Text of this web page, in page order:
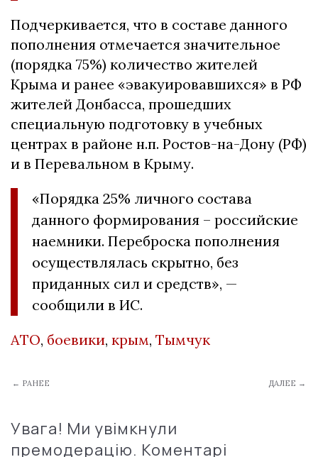
Подчеркивается, что в составе данного
пополнения отмечается значительное
(порядка 75%) количество жителей
Крыма и ранее «эвакуировавшихся» в РФ
жителей Донбасса, прошедших
специальную подготовку в учебных
центрах в районе н.п. Ростов-на-Дону (РФ)
и в Перевальном в Крыму.
«Порядка 25% личного состава
данного формирования – российские
наемники. Переброска пополнения
осуществлялась скрытно, без
приданных сил и средств», —
сообщили в ИС.
АТО, боевики, крым, Тымчук
← РАНЕЕ ДАЛЕЕ →
Увага! Ми увімкнули
премодерацію. Коментарі